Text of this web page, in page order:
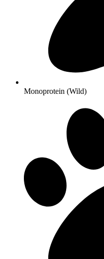
Monoprotein (Wild)